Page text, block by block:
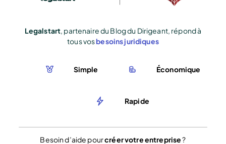
Legalstart, partenaire du Blog du Dirigeant, répond à
tous vosbesoins juridiques
Simple Économique
Rapide
Besoin d’aide pourcréer votre entreprise?